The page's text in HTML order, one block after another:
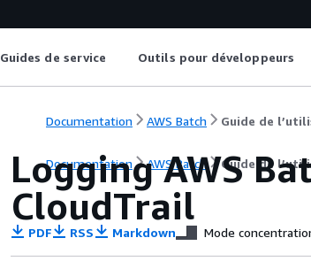
Guides de service Outils pour développeurs
Documentation AWS Batch Guide de
Documentation AWS Batch Guide de
Logging AWS
CloudTrail
PDF RSS Markdown Mode